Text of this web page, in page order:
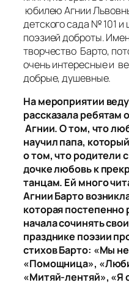
юбилею Агнии
детского сада № 101
поэзией доброты.
творчество Барто,
очень интересные и
добрые, душевные.
На мероприятии
рассказала ребятам
Агнии. О том, что
научил папа,
о том, что родители
дочке любовь к
танцам. Ей много
Агнии Барто
которая постепенно
начала сочинять
празднике поэзии
стихов Барто: «Мы
«Помощница»,
«Митяй-лентяй», «Я